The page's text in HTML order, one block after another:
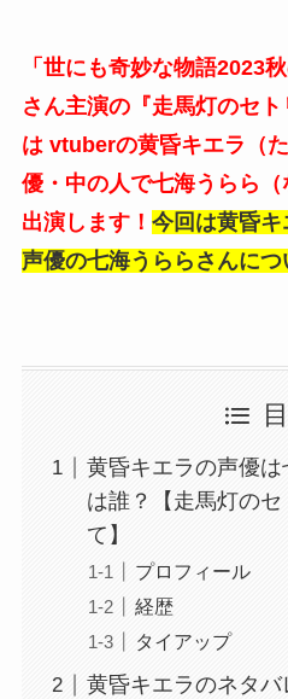
「世にも奇妙な物語2023
さん主演の『走馬灯のセ
は vtuberの黄昏キエラ（
優・中の人で七海うらら
出演します！ 今回は黄昏
声優の七海うららさんにつ
黄昏キエラの声優
は誰？【走馬灯の
て】
プロフィール
経歴
タイアップ
黄昏キエラのネタバ